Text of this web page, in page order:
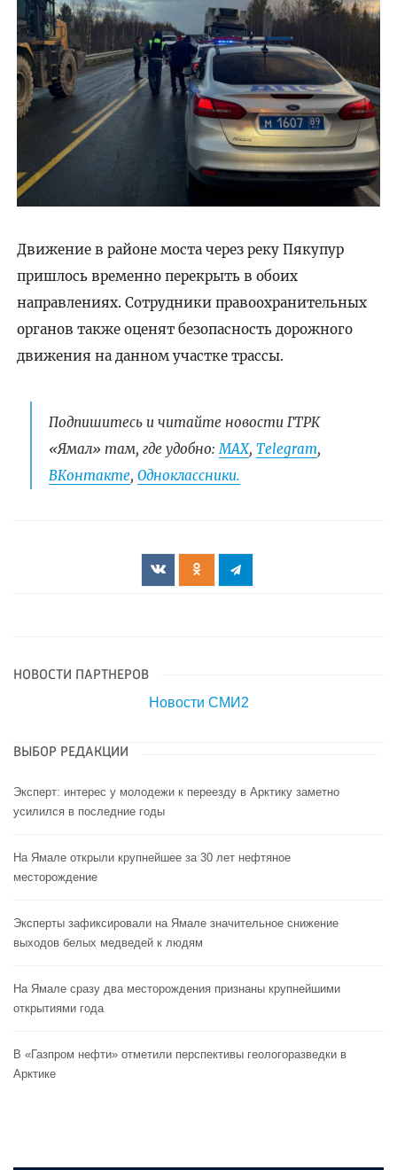
Движение в районе моста через реку Пякупур
пришлось временно перекрыть в обоих
направлениях. Сотрудники правоохранительных
органов также оценят безопасность дорожного
движения на данном участке трассы.
Подпишитесь и читайте новости ГТРК
«Ямал» там, где удобно: МАХ, Telegram,
ВКонтакте, Одноклассники.
НОВОСТИ ПАРТНЕРОВ
Новости СМИ2
ВЫБОР РЕДАКЦИИ
Эксперт: интерес у молодежи к переезду в Арктику заметно
усилился в последние годы
На Ямале открыли крупнейшее за 30 лет нефтяное
месторождение
Эксперты зафиксировали на Ямале значительное снижение
выходов белых медведей к людям
На Ямале сразу два месторождения признаны крупнейшими
открытиями года
В «Газпром нефти» отметили перспективы геологоразведки в
Арктике